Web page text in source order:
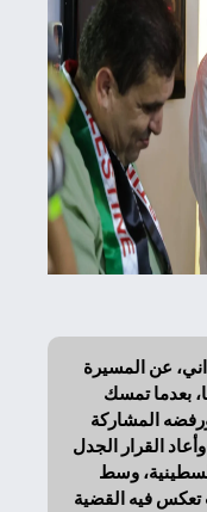
عن المسيرة
بعدما تمسك
المشاركة
القرار الجدل
وسط
تعكس فيه القضية